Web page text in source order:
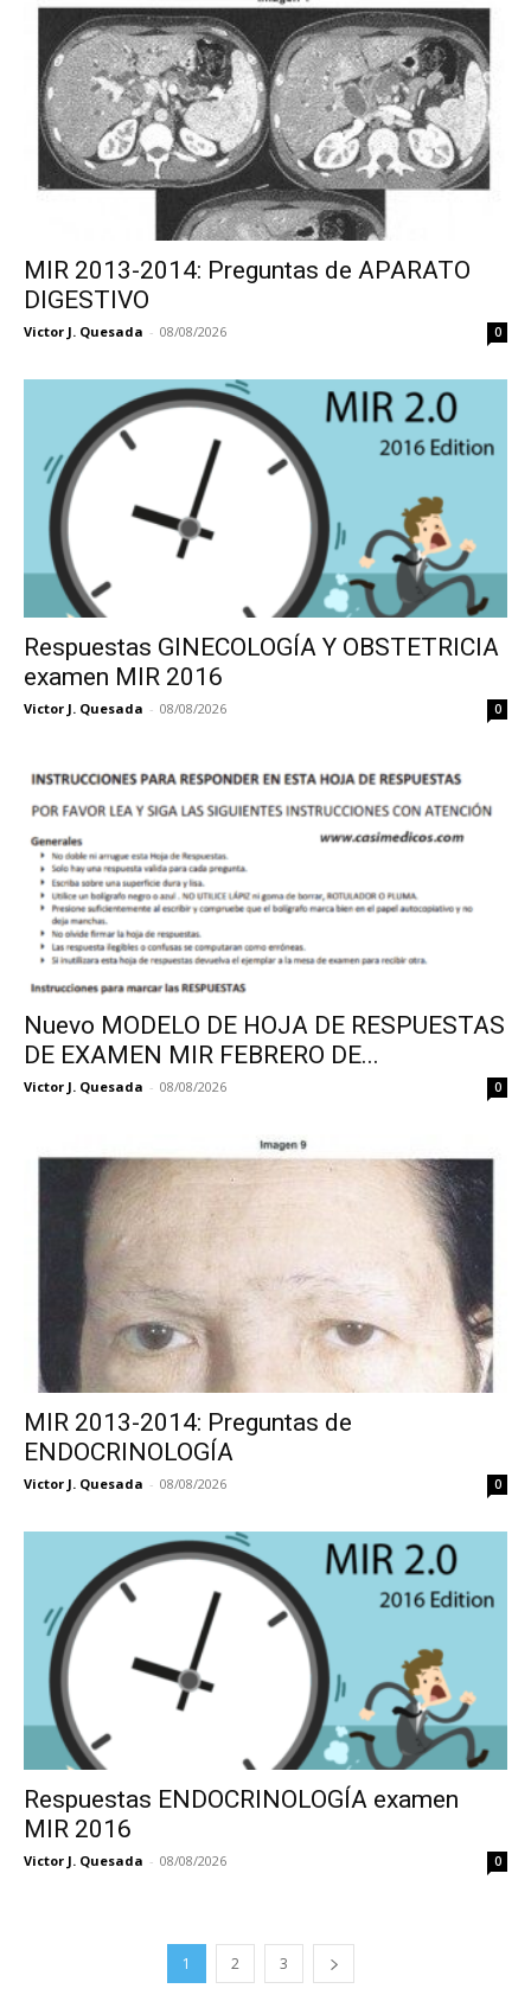
MIR 2013-2014: Preguntas de APARATO
DIGESTIVO
Victor J. Quesada - 08/08/2026 0
Respuestas GINECOLOGÍA Y OBSTETRICIA
examen MIR 2016
Victor J. Quesada - 08/08/2026 0
Nuevo MODELO DE HOJA DE RESPUESTAS
DE EXAMEN MIR FEBRERO DE...
Victor J. Quesada - 08/08/2026 0
MIR 2013-2014: Preguntas de
ENDOCRINOLOGÍA
Victor J. Quesada - 08/08/2026 0
Respuestas ENDOCRINOLOGÍA examen
MIR 2016
Victor J. Quesada - 08/08/2026 0
1 2 3